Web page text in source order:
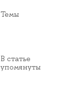
Темы
В статье
упомянуты